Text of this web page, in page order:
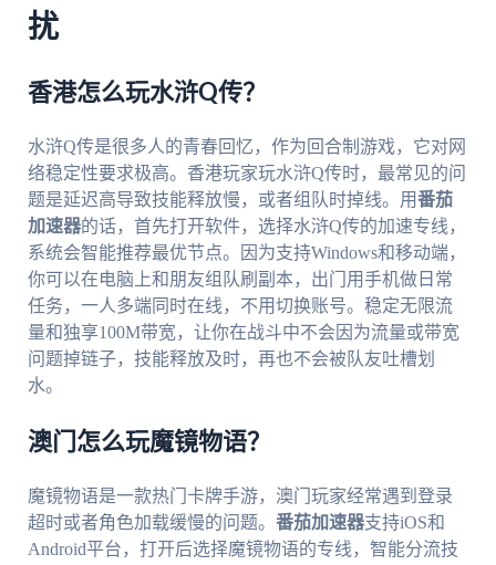
扰
香港怎么玩水浒Q传？
水浒Q传是很多人的青春回忆，作为回合制游戏，它对网
络稳定性要求极高。香港玩家玩水浒Q传时，最常见的问
题是延迟高导致技能释放慢，或者组队时掉线。用番茄
加速器的话，首先打开软件，选择水浒Q传的加速专线，
系统会智能推荐最优节点。因为支持Windows和移动端，
你可以在电脑上和朋友组队刷副本，出门用手机做日常
任务，一人多端同时在线，不用切换账号。稳定无限流
量和独享100M带宽，让你在战斗中不会因为流量或带宽
问题掉链子，技能释放及时，再也不会被队友吐槽划
水。
澳门怎么玩魔镜物语？
魔镜物语是一款热门卡牌手游，澳门玩家经常遇到登录
超时或者角色加载缓慢的问题。 番茄加速器支持iOS和
Android平台，打开后选择魔镜物语的专线，智能分流技